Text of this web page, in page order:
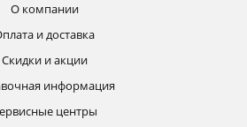
О компании
и доставка
Скидки и акции
информация
центры